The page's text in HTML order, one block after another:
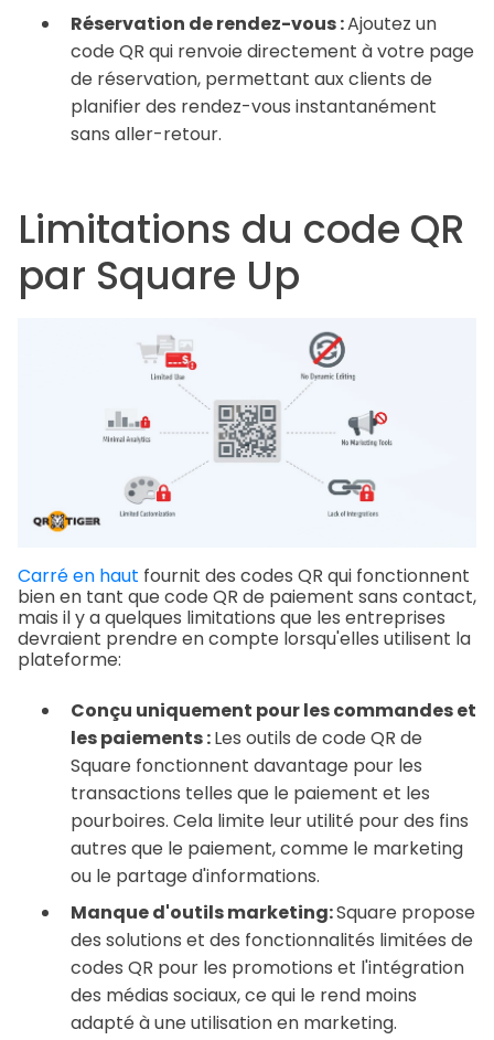
Réservation de rendez-vous :Ajoutez un
code QR qui renvoie directement à votre page
de réservation, permettant aux clients de
planifier des rendez-vous instantanément
sans aller-retour.
Limitations du code QR
par Square Up
Carré en haut fournit des codes QR qui fonctionnent
bien en tant que code QR de paiement sans contact,
mais il y a quelques limitations que les entreprises
devraient prendre en compte lorsqu'elles utilisent la
plateforme:
Conçu uniquement pour les commandes et
les paiements :Les outils de code QR de
Square fonctionnent davantage pour les
transactions telles que le paiement et les
pourboires. Cela limite leur utilité pour des fins
autres que le paiement, comme le marketing
ou le partage d'informations.
Manque d'outils marketing:Square propose
des solutions et des fonctionnalités limitées de
codes QR pour les promotions et l'intégration
des médias sociaux, ce qui le rend moins
adapté à une utilisation en marketing.